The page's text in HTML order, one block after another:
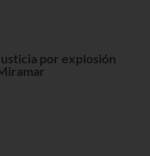
por explosión